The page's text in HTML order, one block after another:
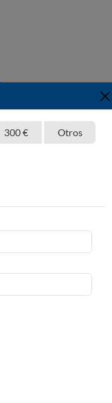
Si apuestas por el
300 € Otros